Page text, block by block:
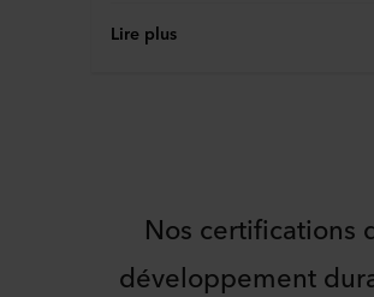
Lire plus
Nos certifications
développement